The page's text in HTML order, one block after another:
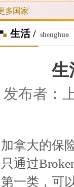
多国家
生活 / shenghuo
生
发布者：
加拿大的保
只通过Broker
第一类，可